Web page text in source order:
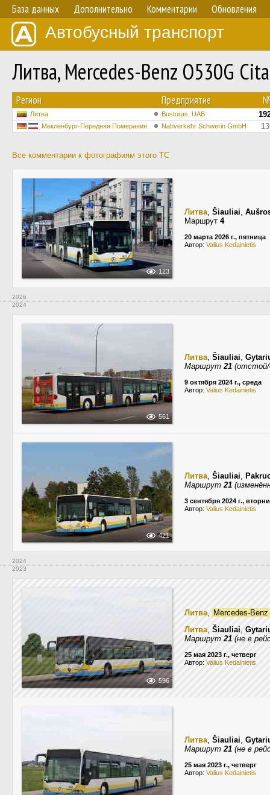
База данных Дополнительно Комментарии Обновления
Автобусный транспорт
Литва, Mercedes-Benz O530G
Регион Предприятие
Литва Busturas, UAB
Мекленбург-Передняя Померания Nahverkehr Schwerin GmbH
Все комментарии к фотографиям этого ТС
123
Литва, Šiauliai,
Маршрут 4
20 марта 2026 г., пятница
Автор: Valius Kedainietis
2026
2024
561
Литва, Šiauliai,
Маршрут21 (отстой/
9 октября 2024 г., среда
Автор: Valius Kedainietis
421
Литва, Šiauliai,
Маршрут21
3 сентября 2024 г.,
Автор: Valius Kedainietis
2024
2023
596
Литва, Mercedes-
Литва, Šiauliai,
Маршрут21 (не в
25 мая 2023 г., четверг
Автор: Valius Kedainietis
Литва, Šiauliai,
Маршрут21 (не в
25 мая 2023 г., четверг
Автор: Valius Kedainietis